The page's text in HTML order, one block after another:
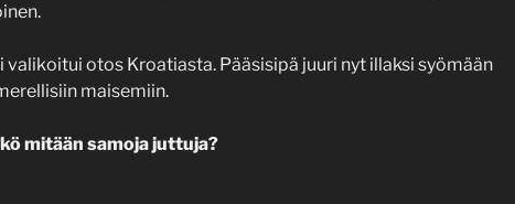
valikoitui otos Kroatiasta. Pääsisipä juuri nyt illaksi syömään
maisemiin.
mitään samoja juttuja?